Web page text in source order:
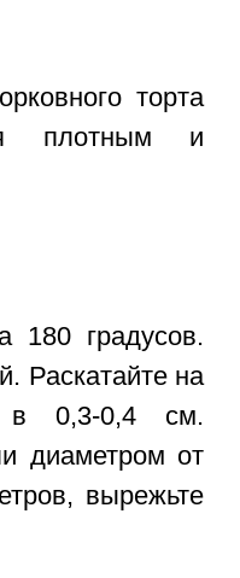
торта
плотным и
180 градусов.
Раскатайте на
в 0,3-0,4 см.
диаметром от
вырежьте